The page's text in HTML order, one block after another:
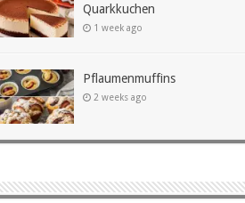
Quarkkuchen
1 week ago
Pflaumenmuffins
2 weeks ago